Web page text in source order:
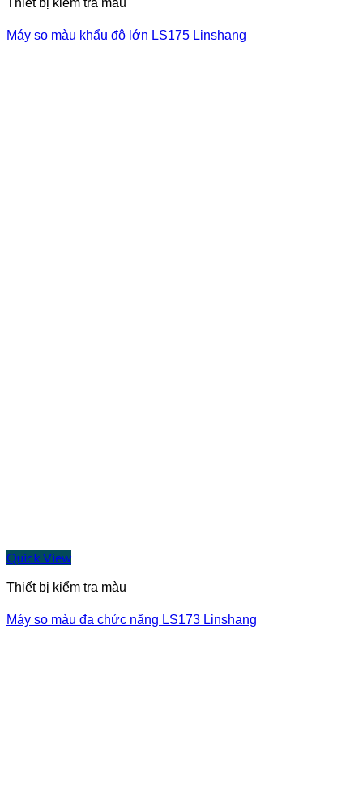
Máy so màu khẩu độ lớn LS175 Linshang
Quick View
Thiết bị kiểm tra màu
Máy so màu đa chức năng LS173 Linshang